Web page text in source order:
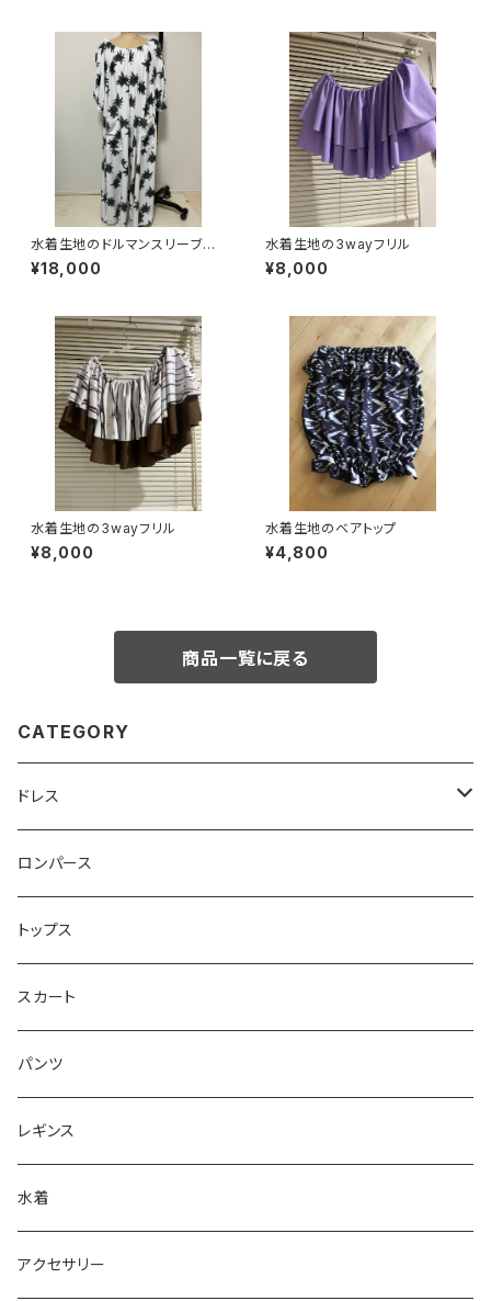
水着生地のドルマンスリーブロ
ンパース
¥18,000
水着生地の3wayフリル
¥8,000
水着生地の3wayフリル
¥8,000
水着生地のベアトップ
¥4,800
商品一覧に戻る
CATEGORY
ドレス
ベアトップ型ドレス （カップ付）
ワンショルダー型ドレス （カップ付）
ショルダ型ドレス（カップ付）
ポンチョ型ドレス(カップ付)
ロンパース
トップス
スカート
パンツ
レギンス
水着
アクセサリー